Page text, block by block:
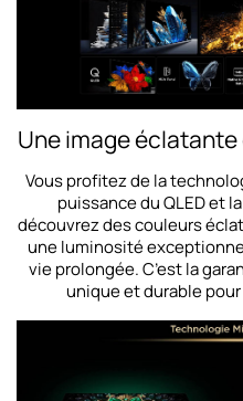
Une image
Vous profitez de la
puissance du QLED et
découvrez des couleurs
une luminosité
vie prolongée. C’est la
unique et durable